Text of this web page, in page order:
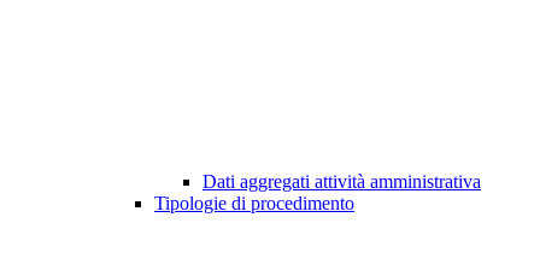
Dati aggregati attività amministrativa
Tipologie di procedimento